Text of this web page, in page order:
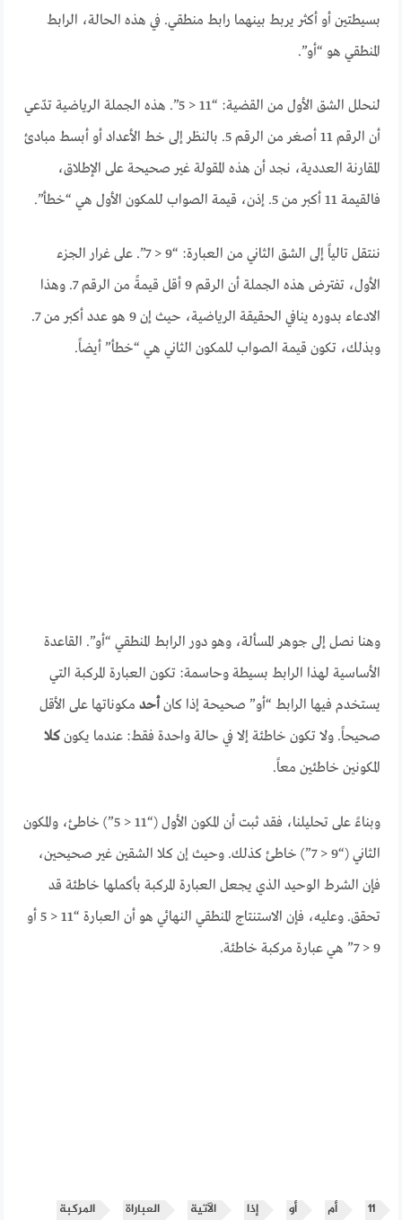
بسيطتين أو أكثر يربط بينهما رابط منطقي. في هذه الحالة، الرابط
المنطقي هو “أو”.
لنحلل الشق الأول من القضية: “11 < 5”. هذه الجملة الرياضية تدّعي
أن الرقم 11 أصغر من الرقم 5. بالنظر إلى خط الأعداد أو أبسط مبادئ
المقارنة العددية، نجد أن هذه المقولة غير صحيحة على الإطلاق،
فالقيمة 11 أكبر من 5. إذن، قيمة الصواب للمكون الأول هي “خطأ”.
ننتقل تالياً إلى الشق الثاني من العبارة: “9 < 7”. على غرار الجزء
الأول، تفترض هذه الجملة أن الرقم 9 أقل قيمةً من الرقم 7. وهذا
الادعاء بدوره ينافي الحقيقة الرياضية، حيث إن 9 هو عدد أكبر من 7.
وبذلك، تكون قيمة الصواب للمكون الثاني هي “خطأ” أيضاً.
وهنا نصل إلى جوهر المسألة، وهو دور الرابط المنطقي “أو”. القاعدة
الأساسية لهذا الرابط بسيطة وحاسمة: تكون العبارة المركبة التي
يستخدم فيها الرابط “أو” صحيحة إذا كانأحد مكوناتها على الأقل
صحيحاً. ولا تكون خاطئة إلا في حالة واحدة فقط: عندما يكونكلا
المكونين خاطئين معاً.
وبناءً على تحليلنا، فقد ثبت أن المكون الأول (“11 < 5”) خاطئ، والمكون
الثاني (“9 < 7”) خاطئ كذلك. وحيث إن كلا الشقين غير صحيحين،
فإن الشرط الوحيد الذي يجعل العبارة المركبة بأكملها خاطئة قد
تحقق. وعليه، فإن الاستنتاج المنطقي النهائي هو أن العبارة “11 < 5 أو
9 < 7” هي عبارة مركبة خاطئة.
11 أم أو إذا الآتية العباراة
المركبة